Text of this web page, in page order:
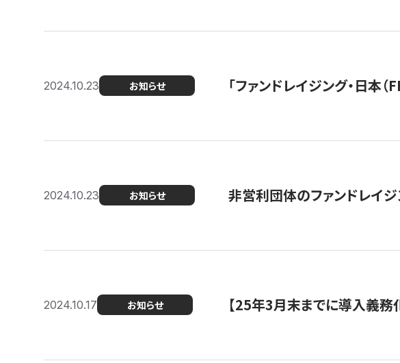
2024.10.23 お知らせ 「ファンドレイジング・日本
2024.10.23 お知らせ 非営利団体のファンドレイ
2024.10.17 お知らせ 【25年3月末までに導入義